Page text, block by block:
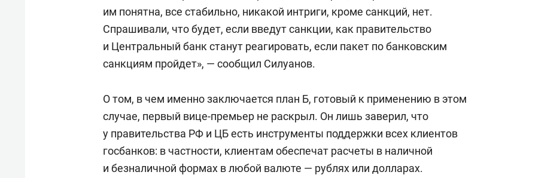
им понятна, все стабильно, никакой интриги, кроме санкций, нет.
Спрашивали, что будет, если введут санкции, как правительство
и Центральный банк станут реагировать, если пакет по банковским
санкциям пройдет», — сообщил Силуанов.
О том, в чем именно заключается план Б, готовый к применению в этом
случае, первый вице-премьер не раскрыл. Он лишь заверил, что
у правительства РФ и ЦБ есть инструменты поддержки всех клиентов
госбанков: в частности, клиентам обеспечат расчеты в наличной
и безналичной формах в любой валюте — рублях или долларах.
состоянием как основа